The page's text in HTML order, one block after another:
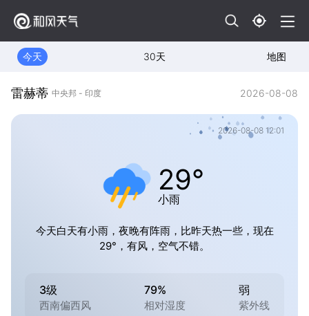
今天 30天 地图
雷赫蒂 中央邦 - 印度 2026-08-08
2026-08-08 12:01
29°
小雨
今天白天有小雨，夜晚有阵雨，比昨天热一些，现在
29°，有风，空气不错。
3级
西南偏西风
79%
相对湿度
弱
紫外线